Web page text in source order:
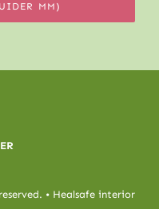
MM)
• Healsafe interior